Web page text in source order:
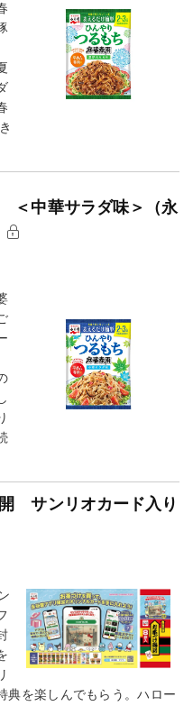
＜中華サラダ味＞（永
サンリオカード入り
典を楽しんでもらう。ハロー